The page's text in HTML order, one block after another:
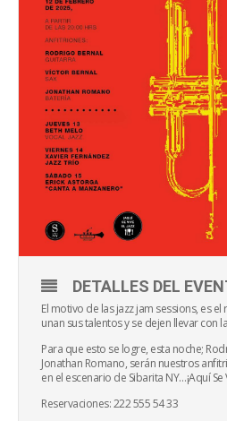
DETALLES DEL
El motivo de las jazz jam sessions, es
unan sus talentos y se dejen llevar con
Para que esto se logre, esta noche;
Jonathan Romano, serán nuestros
en el escenario de Sibarita NY…¡Aquí Se
Reservaciones: 222 555 54 33